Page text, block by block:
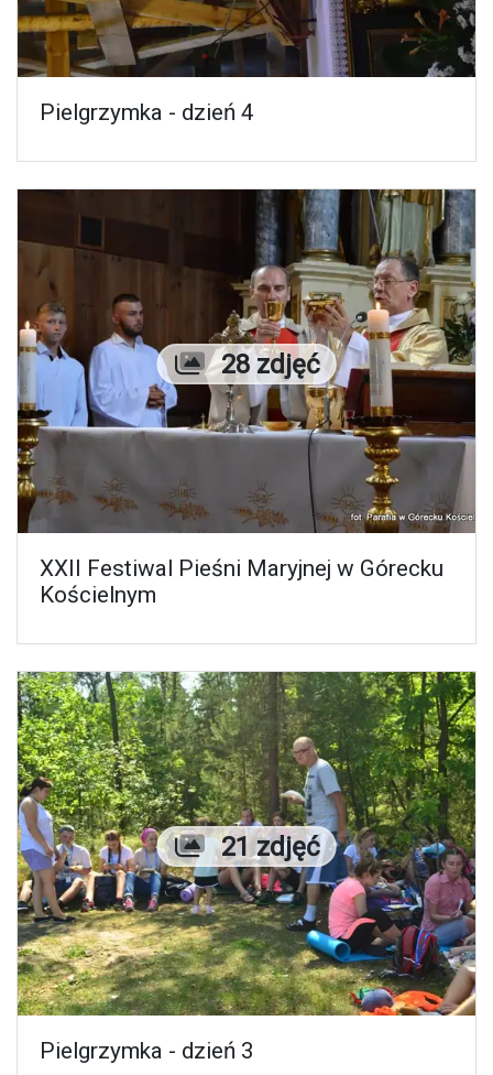
Pielgrzymka - dzień 4
Liczba zdjęć
28 zdjęć
XXII Festiwal Pieśni Maryjnej w Górecku
Kościelnym
Liczba zdjęć
21 zdjęć
Pielgrzymka - dzień 3